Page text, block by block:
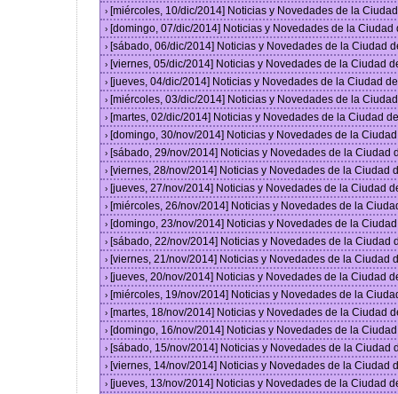
› [miércoles, 10/dic/2014] Noticias y Novedades de la
› [domingo, 07/dic/2014] Noticias y Novedades de la
› [sábado, 06/dic/2014] Noticias y Novedades de la Ciudad
› [viernes, 05/dic/2014] Noticias y Novedades de la Ciudad
› [jueves, 04/dic/2014] Noticias y Novedades de la Ciudad
› [miércoles, 03/dic/2014] Noticias y Novedades de la
› [martes, 02/dic/2014] Noticias y Novedades de la Ciudad
› [domingo, 30/nov/2014] Noticias y Novedades de la
› [sábado, 29/nov/2014] Noticias y Novedades de la Ciudad
› [viernes, 28/nov/2014] Noticias y Novedades de la Ciudad
› [jueves, 27/nov/2014] Noticias y Novedades de la Ciudad
› [miércoles, 26/nov/2014] Noticias y Novedades de la
› [domingo, 23/nov/2014] Noticias y Novedades de la
› [sábado, 22/nov/2014] Noticias y Novedades de la Ciudad
› [viernes, 21/nov/2014] Noticias y Novedades de la Ciudad
› [jueves, 20/nov/2014] Noticias y Novedades de la Ciudad
› [miércoles, 19/nov/2014] Noticias y Novedades de la
› [martes, 18/nov/2014] Noticias y Novedades de la Ciudad
› [domingo, 16/nov/2014] Noticias y Novedades de la
› [sábado, 15/nov/2014] Noticias y Novedades de la Ciudad
› [viernes, 14/nov/2014] Noticias y Novedades de la Ciudad
› [jueves, 13/nov/2014] Noticias y Novedades de la Ciudad